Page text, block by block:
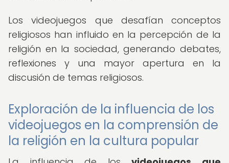
Los videojuegos que desafían conceptos
religiosos han influido en la percepción de la
religión en la sociedad, generando debates,
reflexiones y una mayor apertura en la
discusión de temas religiosos.
Exploración de la influencia de los
videojuegos en la comprensión de
la religión en la cultura popular